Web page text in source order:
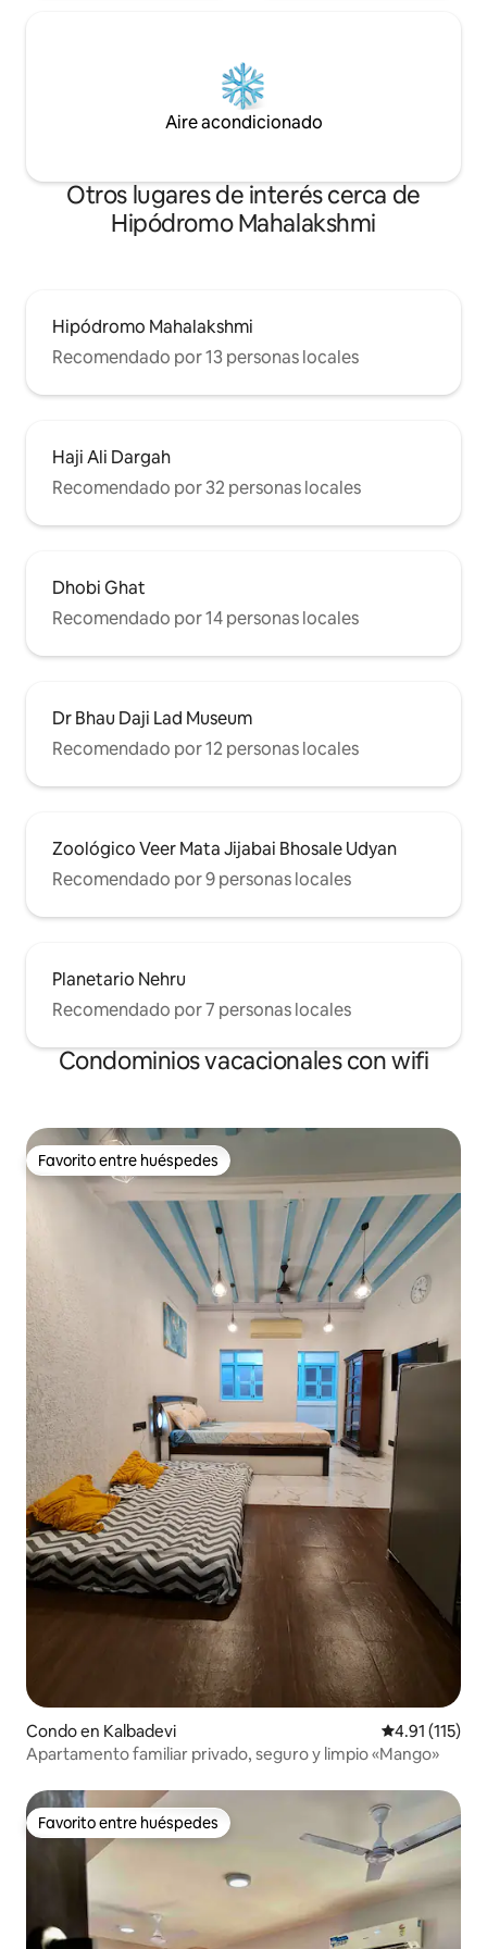
Aire acondicionado
Otros lugares de interés cerca de
Hipódromo Mahalakshmi
Hipódromo Mahalakshmi
Recomendado por 13 personas locales
Haji Ali Dargah
Recomendado por 32 personas locales
Dhobi Ghat
Recomendado por 14 personas locales
Dr Bhau Daji Lad Museum
Recomendado por 12 personas locales
Zoológico Veer Mata Jijabai Bhosale Udyan
Recomendado por 9 personas locales
Planetario Nehru
Recomendado por 7 personas locales
Condominios vacacionales con wifi
Favorito entre huéspedes
Favorito entre huéspedes
Condo en Kalbadevi Calificación
4.91 (115)
Apartamento familiar privado, seguro y limpio «Mango»
Favorito entre huéspedes
Favorito entre huéspedes